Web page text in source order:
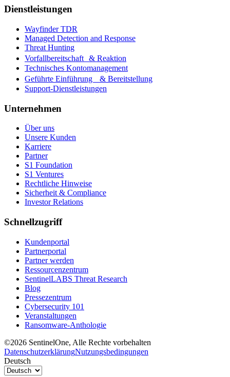
Dienstleistungen
Wayfinder TDR
Managed Detection and Response
Threat Hunting
Vorfallbereitschaft & Reaktion
Technisches Kontomanagement
Geführte Einführung & Bereitstellung
Support-Dienstleistungen
Unternehmen
Über uns
Unsere Kunden
Karriere
Partner
S1 Foundation
S1 Ventures
Rechtliche Hinweise
Sicherheit & Compliance
Investor Relations
Schnellzugriff
Kundenportal
Partnerportal
Partner werden
Ressourcenzentrum
SentinelLABS Threat Research
Blog
Pressezentrum
Cybersecurity 101
Veranstaltungen
Ransomware-Anthologie
©2026 SentinelOne, Alle Rechte vorbehalten
DatenschutzerklärungNutzungsbedingungen
Deutsch